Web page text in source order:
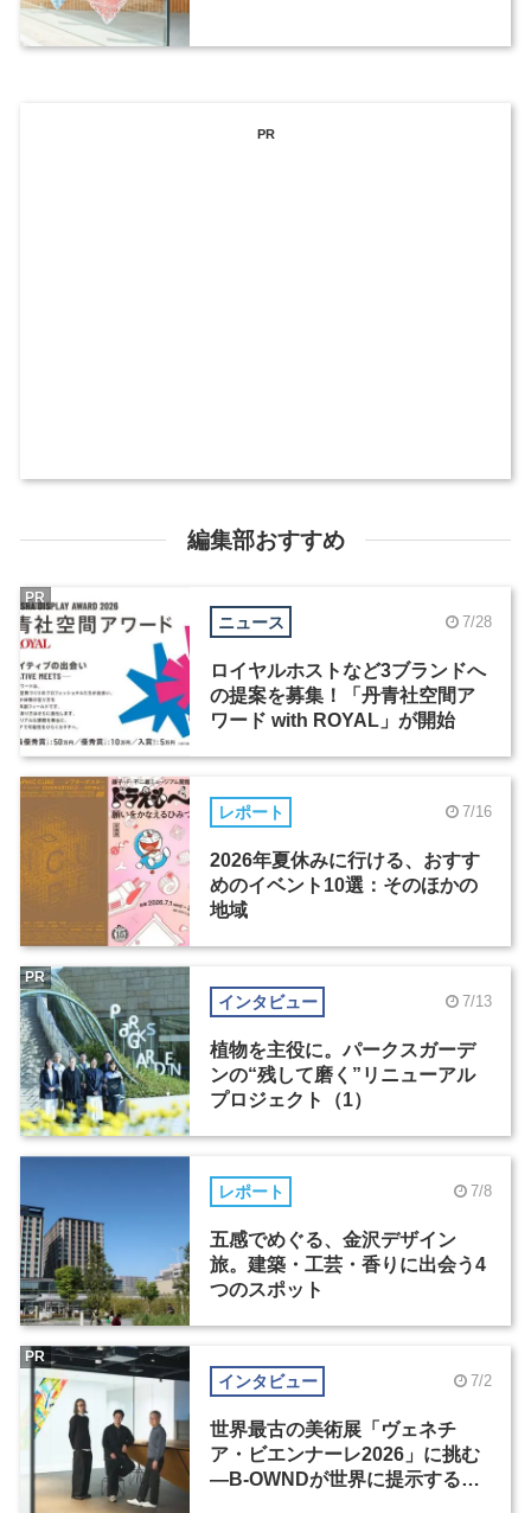
PR
編集部おすすめ
ニュース 7/28
ロイヤルホストなど3ブランドへ
の提案を募集！「丹青社空間ア
ワード with ROYAL」が開始
PR
レポート 7/16
2026年夏休みに行ける、おすす
めのイベント10選：そのほかの
地域
インタビュー 7/13
植物を主役に。パークスガーデ
ンの“残して磨く”リニューアル
プロジェクト（1）
PR
レポート 7/8
五感でめぐる、金沢デザイン
旅。建築・工芸・香りに出会う4
つのスポット
インタビュー 7/2
世界最古の美術展「ヴェネチ
ア・ビエンナーレ2026」に挑む
―B-OWNDが世界に提示する美
PR